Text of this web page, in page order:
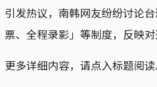
引发热议，南韩网友纷纷讨论
票、全程录影」等制度，反映对
更多详细内容，请点入标题阅读